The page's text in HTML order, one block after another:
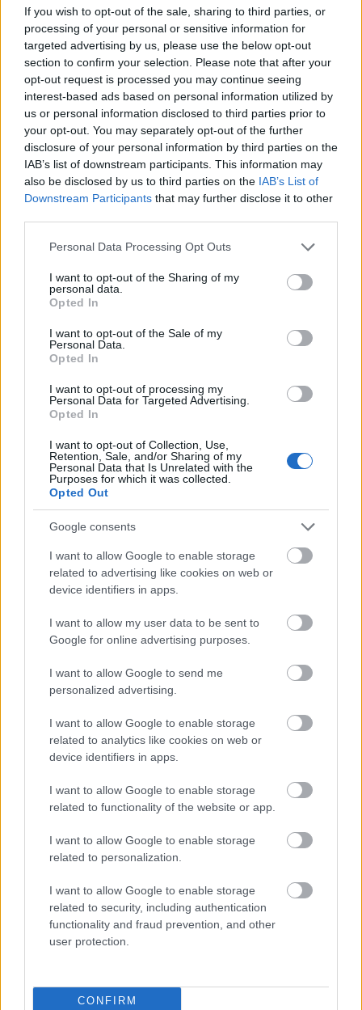
If you wish to opt-out of the sale, sharing to third parties, or
processing of your personal or sensitive information for
targeted advertising by us, please use the below opt-out
section to confirm your selection. Please note that after your
opt-out request is processed you may continue seeing
interest-based ads based on personal information utilized by
us or personal information disclosed to third parties prior to
your opt-out. You may separately opt-out of the further
disclosure of your personal information by third parties on the
IAB’s list of downstream participants. This information may
also be disclosed by us to third parties on the IAB’s List of
Downstream Participants that may further disclose it to other
Please note that this website/app uses one or more Google
not limited to your visit or usage behaviour. You may click to
grant or deny consent to Google and its third-party tags to
use your data for below specified purposes in below Google
consent section.
Personal Data Processing Opt Outs
I want to opt-out of the Sharing of my
personal data.
Opted In
I want to opt-out of the Sale of my
Personal Data.
Opted In
I want to opt-out of processing my
Personal Data for Targeted Advertising.
Opted In
I want to opt-out of Collection, Use,
Retention, Sale, and/or Sharing of my
Personal Data that Is Unrelated with the
Purposes for which it was collected.
Opted Out
Google consents
I want to allow Google to enable storage
related to advertising like cookies on web or
device identifiers in apps.
I want to allow my user data to be sent to
Google for online advertising purposes.
I want to allow Google to send me
personalized advertising.
I want to allow Google to enable storage
related to analytics like cookies on web or
device identifiers in apps.
I want to allow Google to enable storage
related to functionality of the website or app.
I want to allow Google to enable storage
related to personalization.
I want to allow Google to enable storage
related to security, including authentication
functionality and fraud prevention, and other
user protection.
CONFIRM
A nagy népszerűségnek örvendő „főzős
műsorok” óta valószínűleg mindannyian
érzékeljük: az ízekkel való játék a kreativitás
olyasfajta megnyilvánulása, amely most kezdi
elfoglalni méltó helyét az emberek
értékrendjében. Akárcsak a séfek, úgy a
mixológusok képzeletének is csak kevés dolog
szabhat határt. Az inspiráció bárhonnan
akár – az utóbbi időben egyre nagyobb teret
kapó – niche parfüm is megmozgathatja a
mixológus fantáziáját.
Márk számára az utóbbi időben a parfümök
jelentik a legfőbb ihletet munkája során:
tematikus parfüm-koktél estjei még a (sokat
látott) mixológusok között is felkeverték a
budapesti állóvizet.De ne szaladjunk ennyire
További cikkeink
ÉLETMÓD
Kipróbáltam a híres lusta lány vacsorát,
és most már értem, miért kattant rá a fél
gyermekből bántalmazó felnőtt legyél